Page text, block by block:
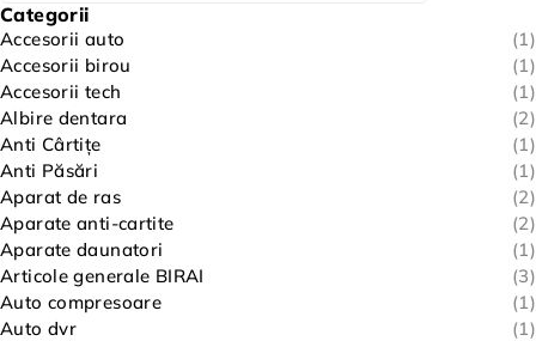
Categorii
Accesorii auto
(1)
Accesorii birou
(1)
Accesorii tech
(1)
Albire dentara
(2)
Anti Cârtițe
(1)
Anti Păsări
(1)
Aparat de ras
(2)
Aparate anti-cartite
(2)
Aparate daunatori
(1)
Articole generale BIRAI
(3)
Auto compresoare
(1)
Auto dvr
(1)